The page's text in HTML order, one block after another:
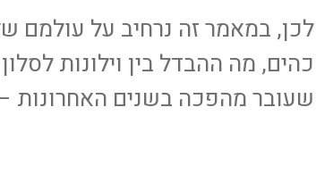
לכן, במאמר זה נרחיב על עולמם
כהים, מה ההבדל בין וילונות
שעובר מהפכה בשנים האחרונות